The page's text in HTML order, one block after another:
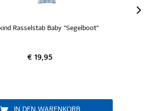
Rasselstab Baby "Segelboot"
€ 19,95
IN DEN WARENKORB